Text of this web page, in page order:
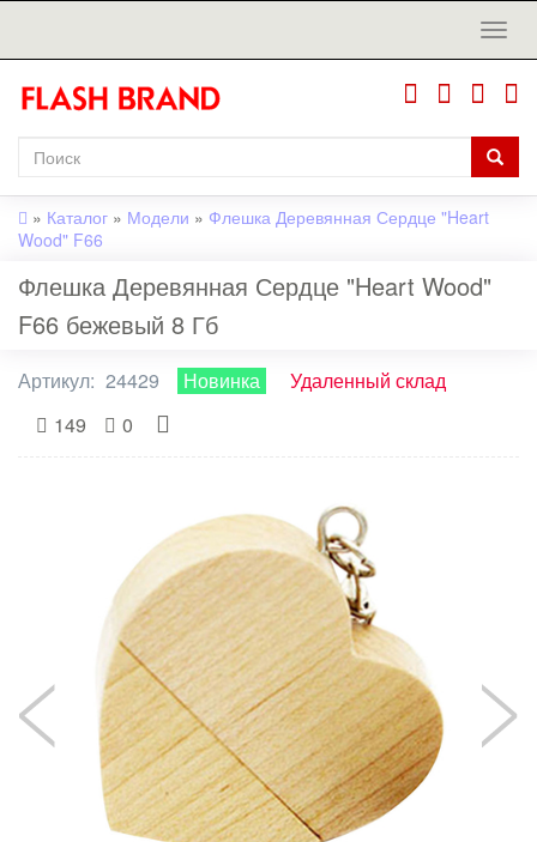
» Каталог » Модели » Флешка Деревянная Сердце "Heart
Wood" F66
Флешка Деревянная Сердце "Heart Wood"
F66 бежевый 8 Гб
Артикул: 24429 Новинка
Удаленный склад
149
0